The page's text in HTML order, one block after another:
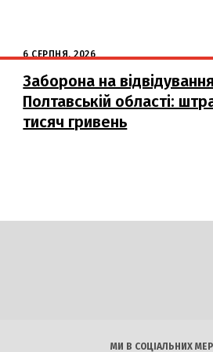
6 СЕРПНЯ, 2026
Заборона на відвідування
Полтавській області:
тисяч гривень
МИ В СОЦІАЛЬНИХ